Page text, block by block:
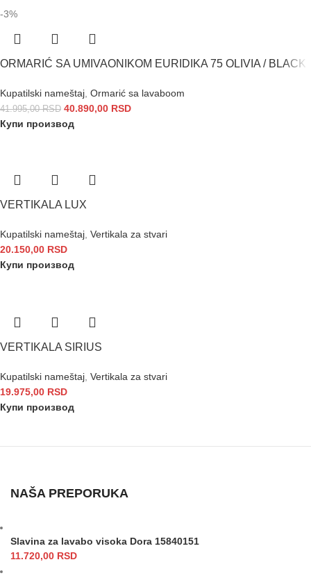
-3%
ORMARIĆ SA UMIVAONIKOM EURIDIKA 75 OLIVIA / BLACK
Kupatilski nameštaj Ormarić sa lavaboom
41.995,00RSD 40.890,00 RSD
Купи производ
VERTIKALA LUX
Kupatilski nameštaj Vertikala za stvari
20.150,00 RSD
Купи производ
VERTIKALA SIRIUS
Kupatilski nameštaj Vertikala za stvari
19.975,00 RSD
Купи производ
NAŠA PREPORUKA
Slavina za lavabo visoka Dora 15840151
11.720,00 RSD